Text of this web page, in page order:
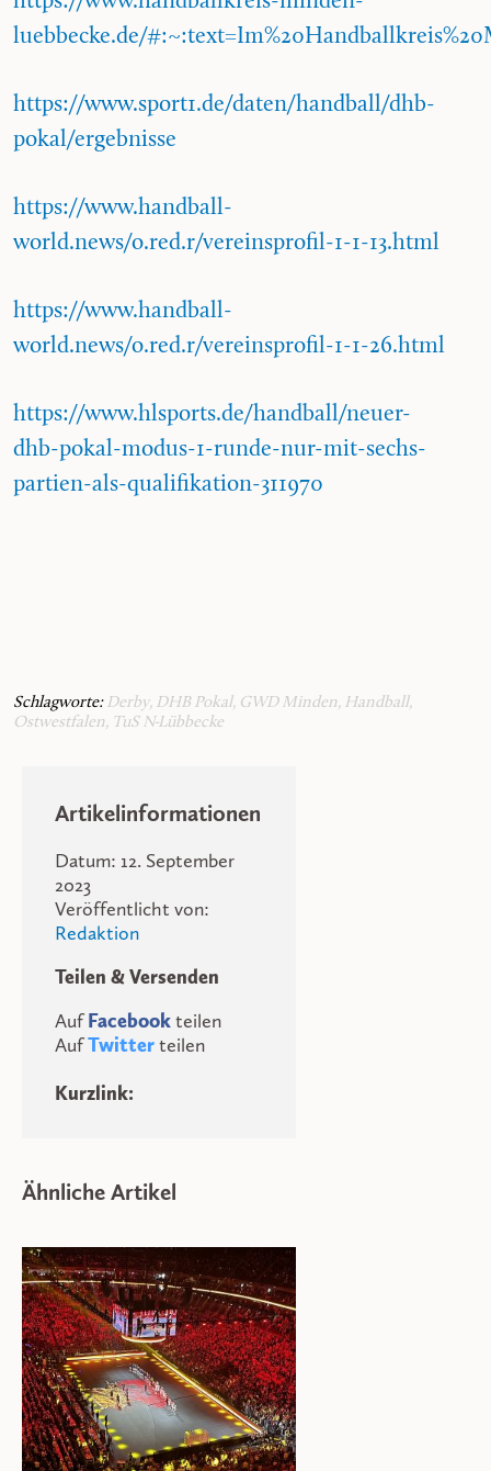
luebbecke.de/
https://www.sport1.de/daten/handball/dhb-
pokal/ergebnisse
https://www.handball-
world.news/o.red.r/vereinsprofil-1-1-13.html
https://www.handball-
world.news/o.red.r/vereinsprofil-1-1-26.html
https://www.hlsports.de/handball/neuer-
dhb-pokal-modus-1-runde-nur-mit-sechs-
partien-als-qualifikation-311970
Schlagworte: Derby, DHB Pokal, GWD Minden, Handball,
Ostwestfalen, TuS N-Lübbecke
Artikelinformationen
Datum: 12. September
2023
Veröffentlicht von:
Redaktion
Teilen & Versenden
AufFacebookteilen
AufTwitterteilen
Kurzlink:
Ähnliche Artikel